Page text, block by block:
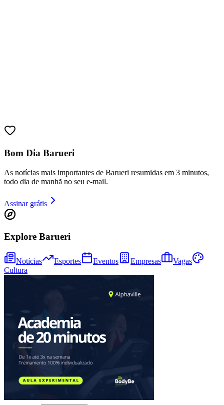
Bom Dia Barueri
As notícias mais importantes de Barueri resumidas em 3 minutos,
todo dia de manhã no seu e-mail.
Assinar grátis
Explore Barueri
Notícias Esportes Eventos Empresas
Vagas
Cultura